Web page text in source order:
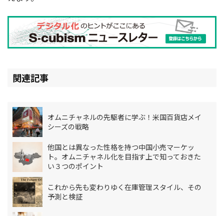
関連記事
オムニチャネルの先駆者に学ぶ！米国百貨店メイ
シーズの戦略
他国とは異なった性格を持つ中国小売マーケッ
ト。オムニチャネル化を目指す上で知っておきた
い３つのポイント
これから先も変わりゆく在庫管理スタイル、その
予測と検証